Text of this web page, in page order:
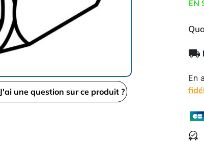
J'ai une question sur ce produit ?
EN
local_shipping
En